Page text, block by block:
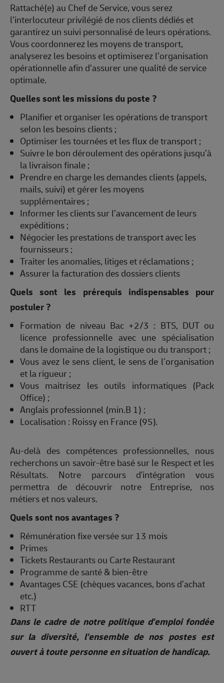
Rattaché(e) au Chef de Service, vous serez
l’interlocuteur privilégié de nos clients dédiés et
garantirez un suivi personnalisé de leurs opérations.
Vous coordonnerez les moyens de transport,
analyserez les besoins et optimiserez l’organisation
opérationnelle afin d’assurer une qualité de service
optimale.
Quelles sont les missions du poste ?
Planifier et organiser les opérations de transport
selon les besoins clients ;
Optimiser les tournées et les flux de transport ;
Suivre le bon déroulement des opérations jusqu’à
la livraison finale ;
Prendre en charge les demandes clients (appels,
mails, suivi) et gérer les moyens
supplémentaires ;
Informer les clients sur l’avancement de leurs
expéditions ;
Négocier les prestations de transport avec les
fournisseurs ;
Traiter les anomalies, litiges et réclamations ;
Assurer la facturation des dossiers clients
Quels sont les prérequis indispensables pour
postuler ?
Formation de niveau Bac +2/3 : BTS, DUT ou
licence professionnelle avec une spécialisation
dans le domaine de la logistique ou du transport ;
Vous avez le sens client, le sens de l’organisation
et la rigueur ;
Vous maitrisez les outils informatiques (Pack
Office) ;
Anglais professionnel (min.B 1) ;
Localisation : Roissy en France (95).
Au-delà des compétences professionnelles, nous
recherchons un savoir-être basé sur le Respect et les
Résultats. Notre parcours d'intégration vous
permettra de découvrir notre Entreprise, nos
métiers et nos valeurs.
Quels sont nos avantages ?
Rémunération fixe versée sur 13 mois
Primes
Tickets Restaurants ou Carte Restaurant
Programme de santé & bien-être
Avantages CSE (chèques vacances, bons d’achat
etc.)
RTT
Dans le cadre de notre politique d'emploi fondée
sur la diversité, l'ensemble de nos postes est
ouvert à toute personne en situation de handicap.